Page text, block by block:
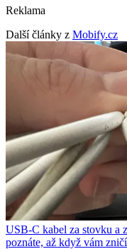
Reklama
Další články z Mobify.cz
USB-C kabel za stovku a
poznáte, až když vám